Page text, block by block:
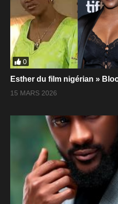
0
Esther du film nigérian »
15 MARS 2026